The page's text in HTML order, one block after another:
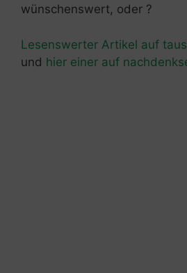
wünschenswert, oder ?
Lesenswerter Artikel auf
und hier einer auf